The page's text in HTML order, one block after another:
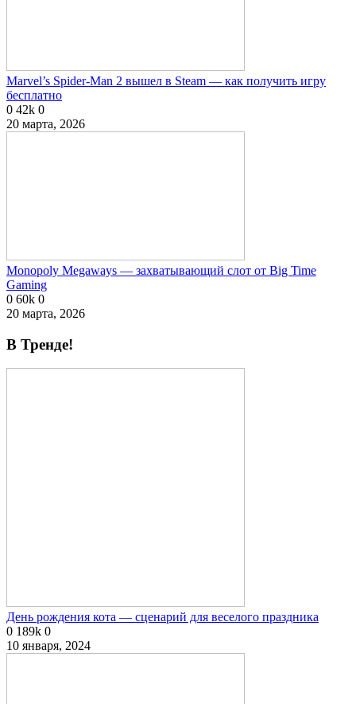
Marvel’s Spider-Man 2 вышел в Steam — как получить игру
бесплатно
0 42k 0
20 марта, 2026
Monopoly Megaways — захватывающий слот от Big Time
Gaming
0 60k 0
20 марта, 2026
В Тренде!
День рождения кота — сценарий для веселого праздника
0 189k 0
10 января, 2024